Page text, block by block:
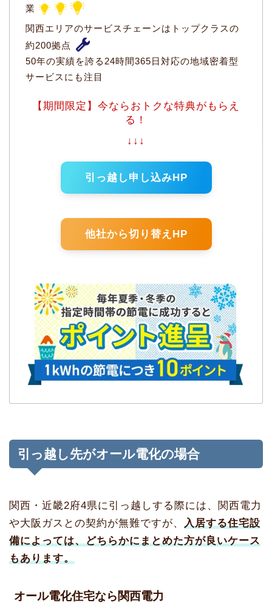
業
関西エリアのサービスチェーンはトップクラスの
約200拠点
50年の実績を誇る24時間365日対応の地域密着型
サービスにも注目
【期間限定】今ならおトクな特典がもらえ
る！
↓↓↓
引っ越し申し込みHP
他社から切り替えHP
引っ越し先がオール電化の場合
関西・近畿2府4県に引っ越しする際には、関西電力
や大阪ガスとの契約が無難ですが、
入居する住宅設
備によっては、どちらかにまとめた方が良いケース
もあります。
オール電化住宅なら関西電力